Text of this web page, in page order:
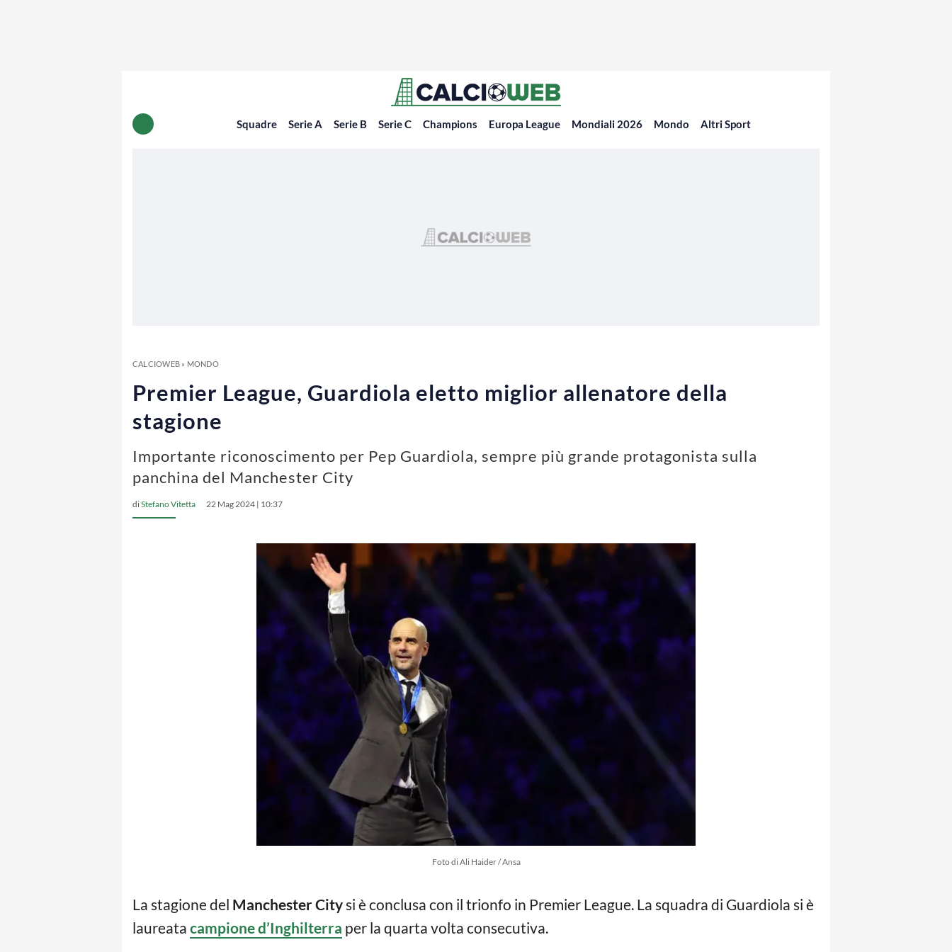
Squadre Serie A Serie B Serie C Champions Europa League Mondiali 2026 Mondo Altri Sport
CALCIOWEB» MONDO
Premier League, Guardiola eletto miglior allenatore della
stagione
Importante riconoscimento per Pep Guardiola, sempre più grande protagonista sulla
panchina del Manchester City
diStefano Vitetta 22 Mag 2024 | 10:37
Foto di Ali Haider / Ansa
La stagione del Manchester Citysi è conclusa con il trionfo in Premier League. La squadra di Guardiola si è
laureata campione d’Inghilterra per la quarta volta consecutiva.